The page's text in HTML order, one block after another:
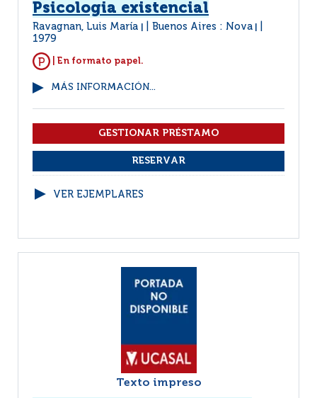
Psicologia existencial
Ravagnan, Luis María Buenos Aires : Nova
1979
| En formato papel.
MÁS INFORMACIÓN...
VER EJEMPLARES
Texto impreso